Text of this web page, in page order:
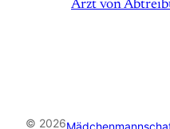
Arzt von
© 2026